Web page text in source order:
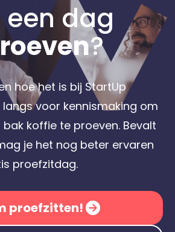
een dag
?
hoe het is bij StartUp
langs voor kennismaking om
koffie te proeven. Bevalt
je het nog beter ervaren
proefzitdag.
proefzitten!